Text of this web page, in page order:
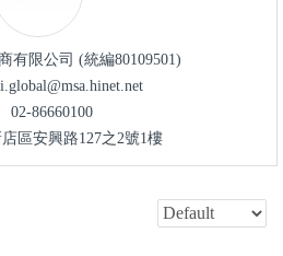
有限公司 (統編80109501)
02-86660100
區安興路127之2號1樓